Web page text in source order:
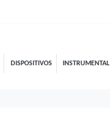
DISPOSITIVOS INSTRUMENTAL